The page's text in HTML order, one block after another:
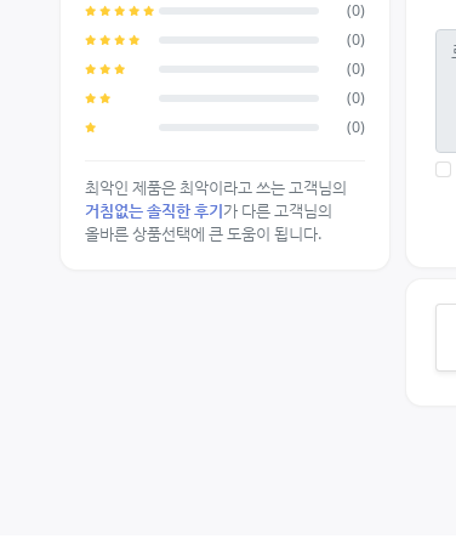
(0)
(0)
(0)
(0)
(0)
최악인 제품은 최악이라고 쓰는 고객님의
거침없는 솔직한 후기가 다른 고객님의
올바른 상품선택에 큰 도움이 됩니다.